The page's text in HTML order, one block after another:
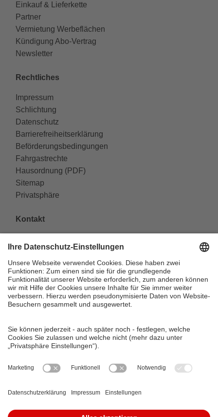
Einkauf & Lieferkette
Partner
Vermietung Werbeflächen
Kündigung Abo-Vertrag
Newsletter
Rechtliches
Impressum
Schlichtung
Datenschutz
Barrierefreiheitserklärung
Beförderungsbedingungen
Fahrgastrechte
Hausordnung (PDF)
Sitemap
Privatsphäre
Kontakt
Südliche Fürther Straße 5
90429 Nürnberg
Telefon: 0911 283-4646
Kontaktformulare
FAQ
KundenCenter